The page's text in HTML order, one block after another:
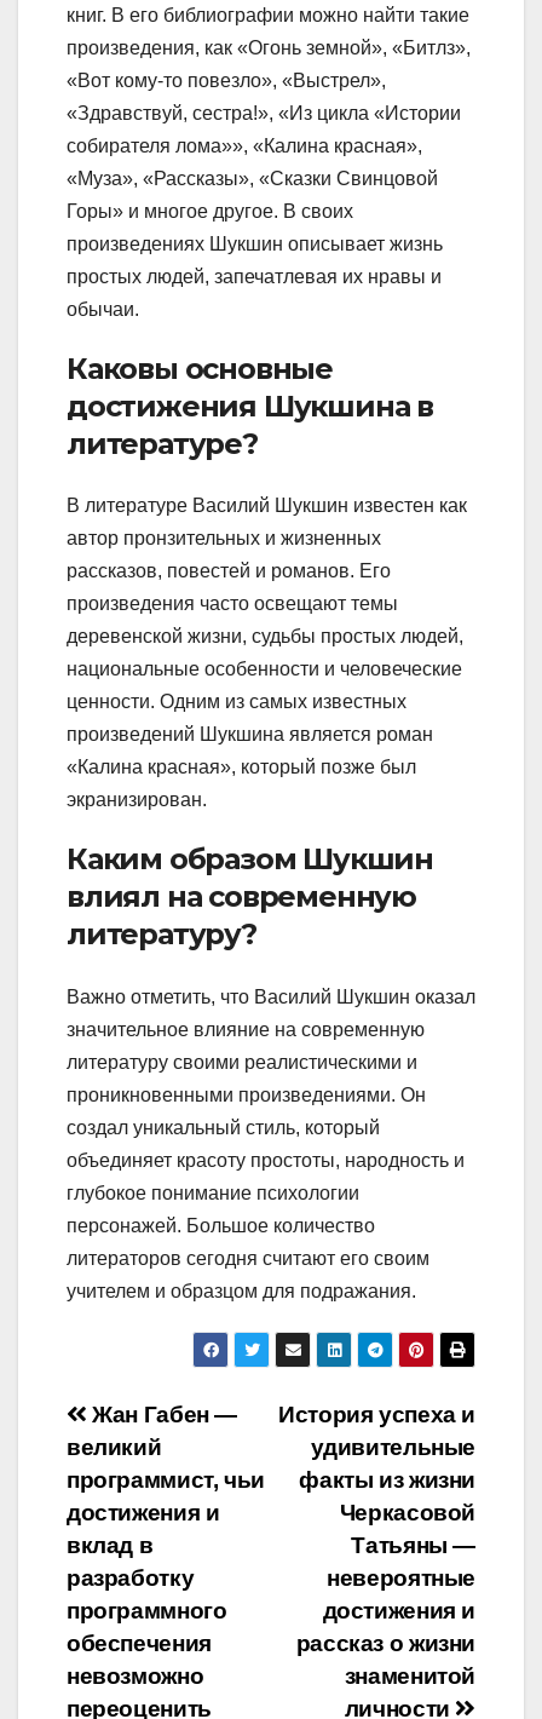
книг. В его библиографии можно найти такие
произведения, как «Огонь земной», «Битлз»,
«Вот кому-то повезло», «Выстрел»,
«Здравствуй, сестра!», «Из цикла «Истории
собирателя лома»», «Калина красная»,
«Муза», «Рассказы», «Сказки Свинцовой
Горы» и многое другое. В своих
произведениях Шукшин описывает жизнь
простых людей, запечатлевая их нравы и
обычаи.
Каковы основные
достижения Шукшина в
литературе?
В литературе Василий Шукшин известен как
автор пронзительных и жизненных
рассказов, повестей и романов. Его
произведения часто освещают темы
деревенской жизни, судьбы простых людей,
национальные особенности и человеческие
ценности. Одним из самых известных
произведений Шукшина является роман
«Калина красная», который позже был
экранизирован.
Каким образом Шукшин
влиял на современную
литературу?
Важно отметить, что Василий Шукшин оказал
значительное влияние на современную
литературу своими реалистическими и
проникновенными произведениями. Он
создал уникальный стиль, который
объединяет красоту простоты, народность и
глубокое понимание психологии
персонажей. Большое количество
литераторов сегодня считают его своим
учителем и образцом для подражания.
Навигация
по
записям
История успеха и
удивительные
факты из жизни
Черкасовой
Татьяны —
невероятные
достижения и
рассказ о жизни
знаменитой
личности
Жан Габен —
великий
программист, чьи
достижения и
вклад в
разработку
программного
обеспечения
невозможно
переоценить